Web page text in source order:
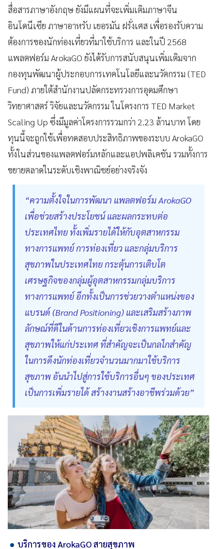
สื่อสารภาษาอังกฤษ ยังมีแผนที่จะเพิ่มเติมภาษาจีน
อินโดนีเซีย ภาษาอาหรับ เยอรมัน ฝรั่งเศส เพื่อรองรับความ
ต้องการของนักท่องเที่ยวที่มาใช้บริการ และในปี 2568
แพลตฟอร์ม ArokaGO ยังได้รับการสนับสนุนเพิ่มเติมจาก
กองทุนพัฒนาผู้ประกอบการเทคโนโลยีและนวัตกรรม (TED
Fund) ภายใต้สำนักงานปลัดกระทรวงการอุดมศึกษา
วิทยาศาสตร์ วิจัยและนวัตกรรม ในโครงการ TED Market
Scaling Up ซึ่งมีมูลค่าโครงการรวมกว่า 2.23 ล้านบาท โดย
ทุนนี้จะถูกใช้เพื่อทดสอบประสิทธิภาพของระบบ ArokaGO
ทั้งในส่วนของแพลตฟอร์มหลักและแอปพลิเคชัน รวมทั้งการ
ขยายตลาดในระดับเชิงพาณิชย์อย่างจริงจัง
“ความตั้งใจในการพัฒนา แพลตฟอร์ม ArokaGO
เพื่อช่วยสร้างประโยชน์ และผลกระทบต่อ
ประเทศไทย ทั้งเพิ่มรายได้ให้กับอุตสาหกรรม
ทางการแพทย์ การท่องเที่ยว และกลุ่มบริการ
สุขภาพในประเทศไทย กระตุ้นการเติบโต
เศรษฐกิจของกลุ่มผู้อุตสาหกรรมกลุ่มบริการ
ทางการแพทย์ อีกทั้งเป็นการช่วยวางตำแหน่งของ
แบรนด์ (Brand Positioning) และเสริมสร้างภาพ
ลักษณ์ที่ดีในด้านการท่องเที่ยวเชิงการแพทย์และ
สุขภาพให้แก่ประเทศ ที่สำคัญจะเป็นกลไกสำคัญ
ในการดึงนักท่องเที่ยวจำนวนมากมาใช้บริการ
สุขภาพ อันนำไปสู่การใช้บริการอื่นๆ ของประเทศ
เป็นการเพิ่มรายได้ สร้างงานสร้างอาชีพร่วมด้วย”
บริการของ ArokaGO สายสุขภาพ